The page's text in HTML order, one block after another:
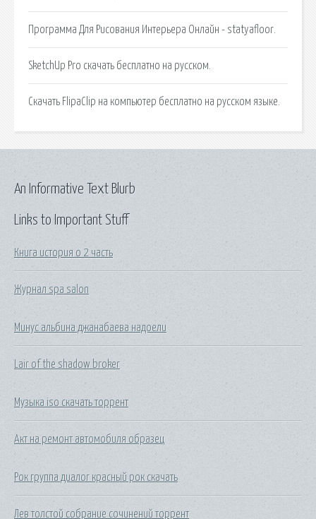
Программа Для Рисования Интерьера Онлайн - statyafloor.
SketchUp Pro скачать бесплатно на русском.
Скачать FlipaClip на компьютер бесплатно на русском языке.
Links to Important Stuff
Книга история о 2 часть
Журнал spa salon
Минус альбина джанабаева надоели
Lair of the shadow broker
Музыка iso скачать торрент
Акт на ремонт автомобиля образец
Рок группа диалог красный рок скачать
Лев толстой собрание сочинений торрент
An Informative Text Blurb